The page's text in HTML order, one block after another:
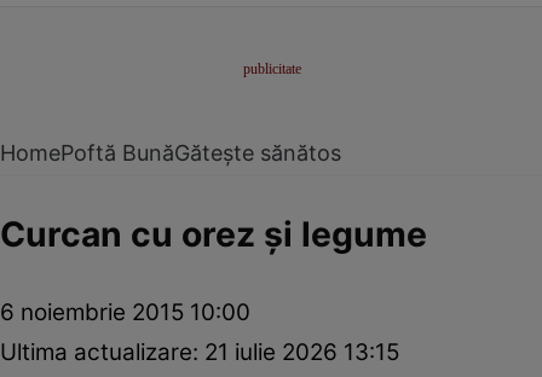
HomePoftă BunăGătește sănătos
Curcan cu orez şi legume
6 noiembrie 2015 10:00
Ultima actualizare: 21 iulie 2026 13:15